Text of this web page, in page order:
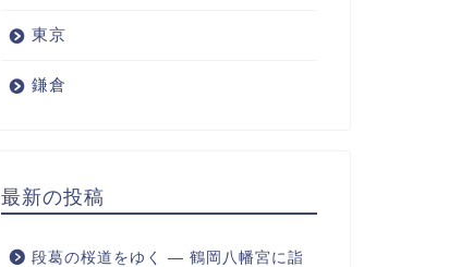
東京
鎌倉
最新の投稿
段葛の桜道をゆく ― 鶴岡八幡宮に詣